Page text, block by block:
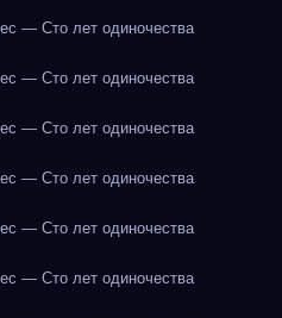
— Сто лет одиночества
— Сто лет одиночества
— Сто лет одиночества
— Сто лет одиночества
— Сто лет одиночества
— Сто лет одиночества